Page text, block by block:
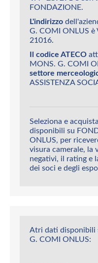
FONDAZIONE.
L'indirizzo
G. COMI ONLUS è
21016.
Il codice ATECO
MONS. G. COMI
settore
ASSISTENZA
Seleziona e
disponibili su
ONLUS, per
visura camerale, la
negativi, il rating e
dei soci e degli
Atri dati disponibili
G. COMI ONLUS: